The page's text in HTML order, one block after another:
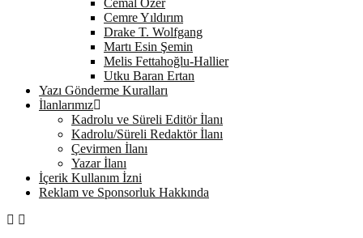
Cemal Özer
Cemre Yıldırım
Drake T. Wolfgang
Martı Esin Şemin
Melis Fettahoğlu-Hallier
Utku Baran Ertan
Yazı Gönderme Kuralları
İlanlarımız
Kadrolu ve Süreli Editör İlanı
Kadrolu/Süreli Redaktör İlanı
Çevirmen İlanı
Yazar İlanı
İçerik Kullanım İzni
Reklam ve Sponsorluk Hakkında